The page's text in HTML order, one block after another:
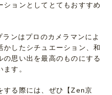
ョンとしてとてもおすすめ
ンはプロのカメラマンによ
したシチュエーション、和
思い出を最高のものにする
す。
する際には、ぜひ【Zen京